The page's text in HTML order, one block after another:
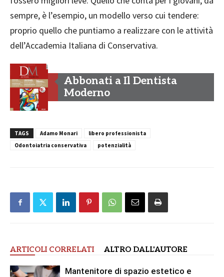
sempre, è l’esempio, un modello verso cui tendere:
proprio quello che puntiamo a realizzare con le attività
dell’Accademia Italiana di Conservativa.
Abbonati a Il Dentista
Moderno
TAGS Adamo Monari
libero professionista
Odontoiatria conservativa
potenzialità
ARTICOLI CORRELATI ALTRO DALL'AUTORE
Mantenitore di spazio estetico e